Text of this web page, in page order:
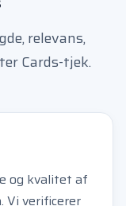
relevans,
Cards-tjek.
og kvalitet af
Vi verificerer